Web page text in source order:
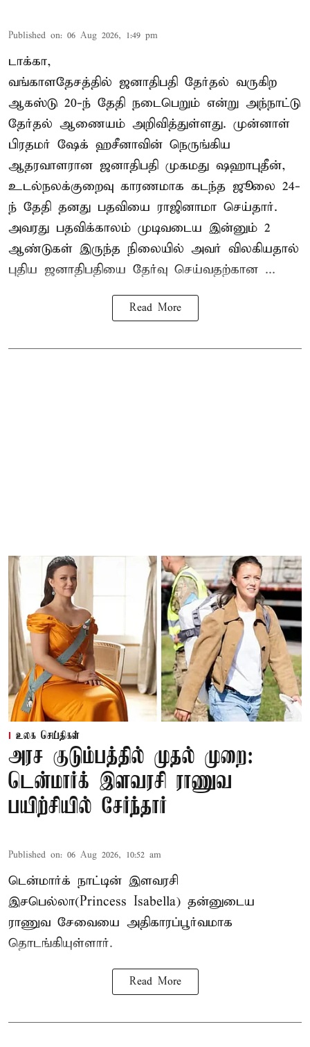
Published on: 06 Aug 2026, 1:49 pm
டாக்கா,
வங்காளதேசத்தில் ஜனாதிபதி தேர்தல் வருகிற
ஆகஸ்டு 20-ந் தேதி நடைபெறும் என்று அந்நாட்டு
தேர்தல் ஆணையம் அறிவித்துள்ளது. முன்னாள்
பிரதமர் ஷேக் ஹசீனாவின் நெருங்கிய
ஆதரவாளரான ஜனாதிபதி முகமது ஷஹாபுதீன்,
உடல்நலக்குறைவு காரணமாக கடந்த ஜூலை 24-
ந் தேதி தனது பதவியை ராஜினாமா செய்தார்.
அவரது பதவிக்காலம் முடிவடைய இன்னும் 2
ஆண்டுகள் இருந்த நிலையில் அவர் விலகியதால்
புதிய ஜனாதிபதியை தேர்வு செய்வதற்கான ...
Read More
உலக செய்திகள்
அரச குடும்பத்தில் முதல் முறை:
டென்மார்க் இளவரசி ராணுவ
பயிற்சியில் சேர்ந்தார்
Published on: 06 Aug 2026, 10:52 am
டென்மார்க் நாட்டின் இளவரசி
இசபெல்லா(Princess Isabella) தன்னுடைய
ராணுவ சேவையை அதிகாரப்பூர்வமாக
தொடங்கியுள்ளார்.
Read More